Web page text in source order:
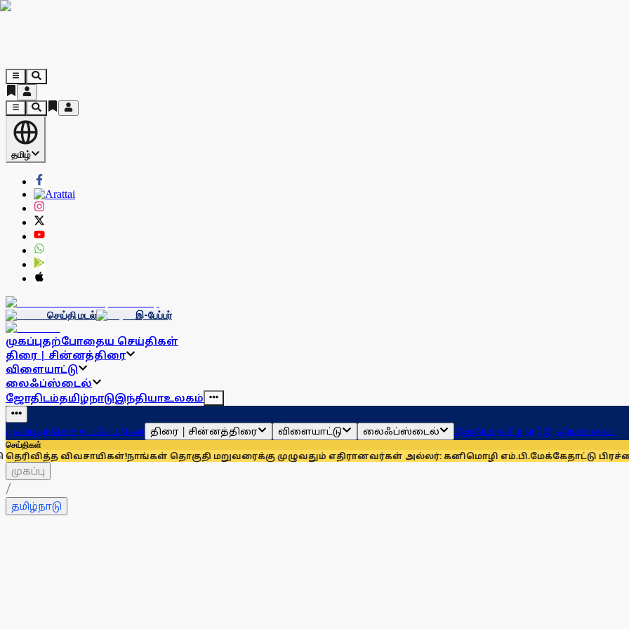
தமிழ்
செய்தி மடல் இ-பேப்பர்
முகப்புதற்போதைய செய்திகள்
திரை | சின்னத்திரை
விளையாட்டு
லைஃப்ஸ்டைல்
ஜோதிடம்தமிழ்நாடுஇந்தியாஉலகம்
முகப்புதற்போதைய செய்திகள் திரை | சின்னத்திரை விளையாட்டு லைஃப்ஸ்டைல் ஜோதிடம்தமிழ்நாடுஇந்தியாஉலகம்
செய்திகள்
நாங்கள் தொகுதி மறுவரைக்கு முழுவதும் எதிரானவர்கள் அல்லர்: கனிமொழி எம்.பி.மேக்கேதாட்டு பிரச்னையை
முகப்பு
/
தமிழ்நாடு